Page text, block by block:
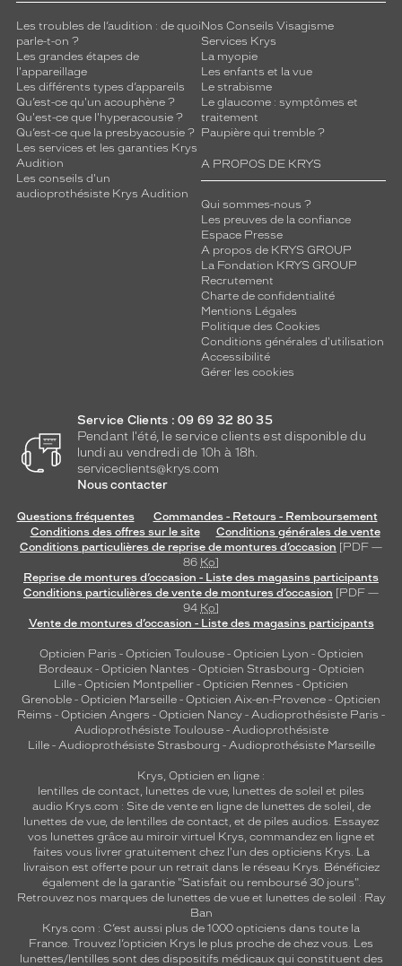
Les troubles de l’audition : de quoi
parle-t-on ?
Les grandes étapes de
l'appareillage
Les différents types d’appareils
Qu’est-ce qu'un acouphène ?
Qu'est-ce que l'hyperacousie ?
Qu’est-ce que la presbyacousie ?
Les services et les garanties Krys
Audition
Les conseils d'un
audioprothésiste Krys Audition
Nos Conseils Visagisme
Services Krys
La myopie
Les enfants et la vue
Le strabisme
Le glaucome : symptômes et
traitement
Paupière qui tremble ?
A PROPOS DE KRYS
Qui sommes-nous ?
Les preuves de la confiance
Espace Presse
A propos de KRYS GROUP
La Fondation KRYS GROUP
Recrutement
Charte de confidentialité
Mentions Légales
Politique des Cookies
Conditions générales d'utilisation
Accessibilité
Gérer les cookies
Service Clients : 09 69 32 80 35
Pendant l'été, le service clients est disponible du
lundi au vendredi de 10h à 18h.
serviceclients@krys.com
Nous contacter
Questions fréquentes
Commandes - Retours - Remboursement
Conditions des offres sur le site
Conditions générales de vente
Conditions particulières de reprise de montures d’occasion [PDF —
86 Ko]
Reprise de montures d’occasion - Liste des magasins participants
Conditions particulières de vente de montures d’occasion [PDF —
94 Ko]
Vente de montures d’occasion - Liste des magasins participants
Opticien Paris - Opticien Toulouse- Opticien Lyon - Opticien
Bordeaux- Opticien Nantes - Opticien Strasbourg - Opticien
Lille - Opticien Montpellier - Opticien Rennes - Opticien
Grenoble - Opticien Marseille - Opticien Aix-en-Provence - Opticien
Reims - Opticien Angers - Opticien Nancy - Audioprothésiste Paris -
Audioprothésiste Toulouse- Audioprothésiste
Lille- Audioprothésiste Strasbourg - Audioprothésiste Marseille
Krys, Opticien en ligne :
lentilles de contact, lunettes de vue, lunettes de soleil et piles
audio Krys.com : Site de vente en ligne de lunettes de soleil, de
lunettes de vue, de lentilles de contact, et de piles audios. Essayez
vos lunettes grâce au miroir virtuel Krys, commandez en ligne et
faites vous livrer gratuitement chez l'un des opticiens Krys. La
livraison est offerte pour un retrait dans le réseau Krys. Bénéficiez
également de la garantie "Satisfait ou remboursé 30 jours".
Retrouvez nos marques de lunettes de vue et lunettes de soleil : Ray
Ban
Krys.com : C’est aussi plus de 1000 opticiens dans toute la
France. Trouvez l’opticien Krys le plus proche de chez vous. Les
lunettes/lentilles sont des dispositifs médicaux qui constituent des